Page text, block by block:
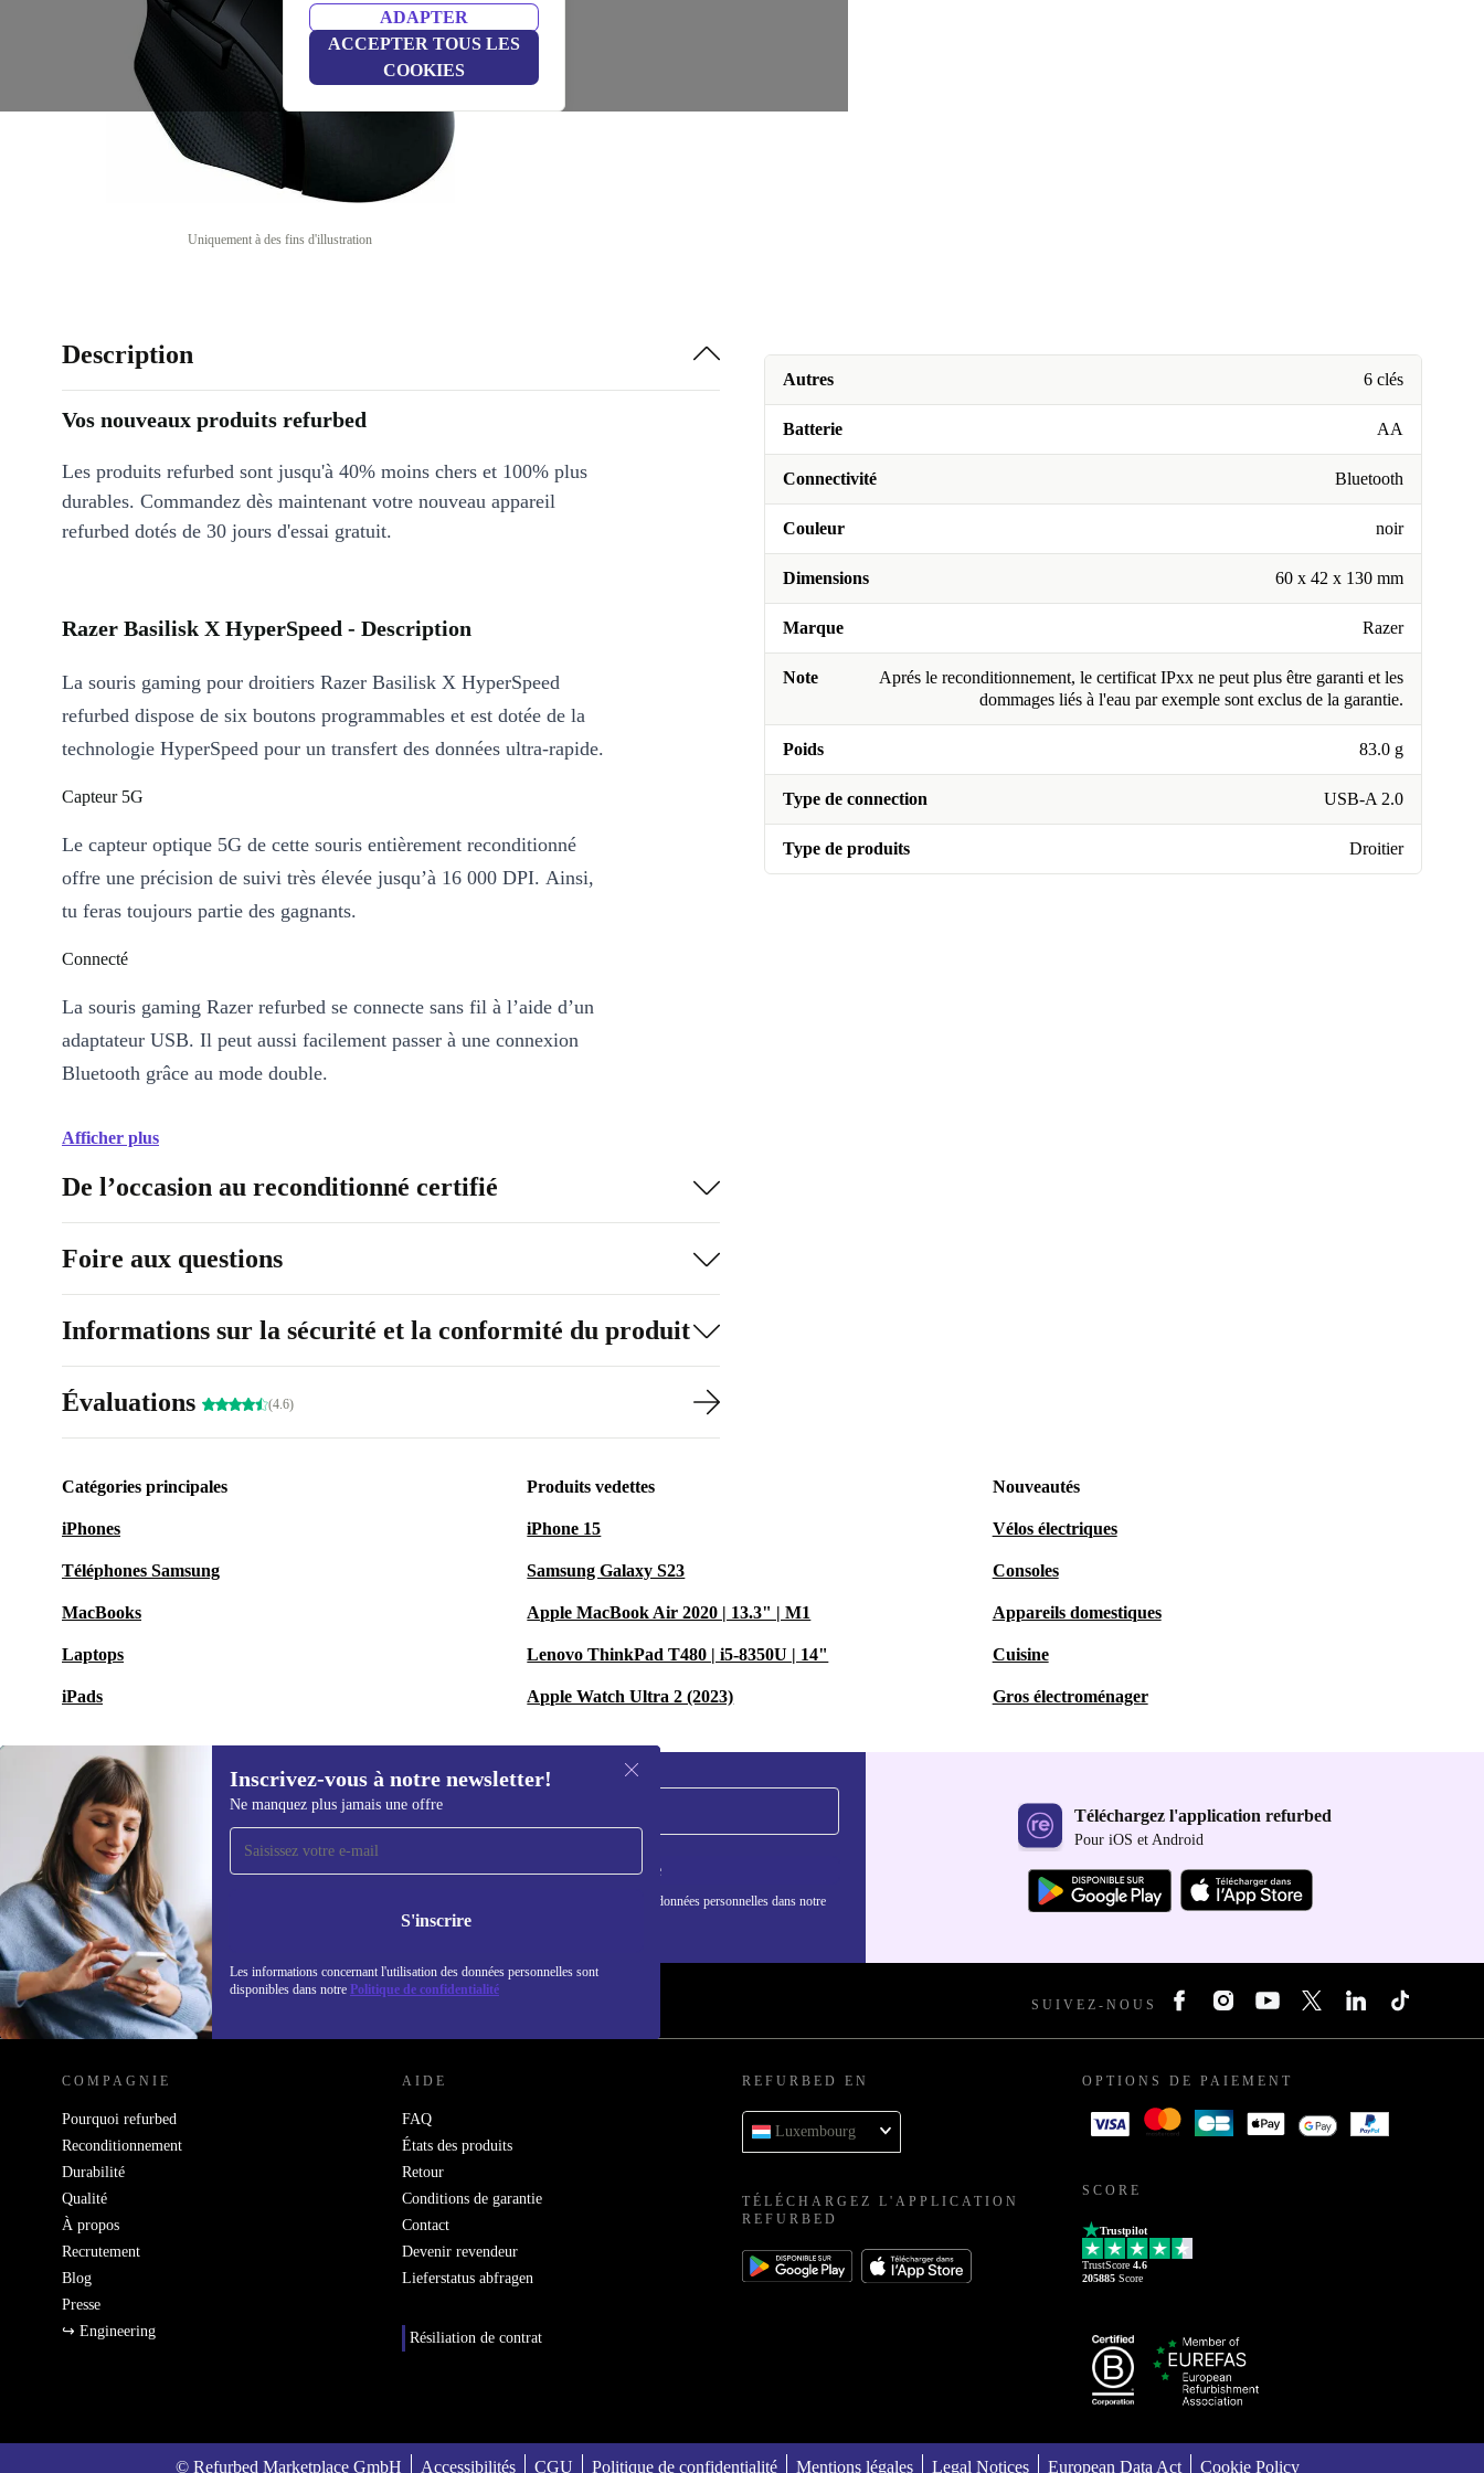
ADAPTER
ACCEPTER TOUS LES
COOKIES
Uniquement à des fins d'illustration
Autres 6 clés
Batterie AA
Connectivité Bluetooth
Couleur noir
Dimensions 60 x 42 x 130 mm
Marque Razer
Note
Aprés le reconditionnement, le certificat IPxx ne peut plus être garanti et les
dommages liés à l'eau par exemple sont exclus de la garantie.
Poids 83.0 g
Type de connection USB-A 2.0
Type de produits Droitier
Description
Vos nouveaux produits refurbed
Les produits refurbed sont jusqu'à 40% moins chers et 100% plus
durables. Commandez dès maintenant votre nouveau appareil
refurbed dotés de 30 jours d'essai gratuit.
Razer Basilisk X HyperSpeed - Description
La souris gaming pour droitiers Razer Basilisk X HyperSpeed
refurbed dispose de six boutons programmables et est dotée de la
technologie HyperSpeed pour un transfert des données ultra-rapide.
Capteur 5G
Le capteur optique 5G de cette souris entièrement reconditionné
offre une précision de suivi très élevée jusqu’à 16 000 DPI. Ainsi,
tu feras toujours partie des gagnants.
Connecté
La souris gaming Razer refurbed se connecte sans fil à l’aide d’un
adaptateur USB. Il peut aussi facilement passer à une connexion
Bluetooth grâce au mode double.
Afficher plus
De l’occasion au reconditionné certifié
Foire aux questions
Informations sur la sécurité et la conformité du produit
Évaluations (4.6)
Catégories principales
iPhones
Téléphones Samsung
MacBooks
Laptops
iPads
Produits vedettes
iPhone 15
Samsung Galaxy S23
Apple MacBook Air 2020 | 13.3" | M1
Lenovo ThinkPad T480 | i5-8350U | 14"
Apple Watch Ultra 2 (2023)
Nouveautés
Vélos électriques
Consoles
Appareils domestiques
Cuisine
Gros électroménager
Inscrivez-vous à notre newsletter!
Ne manquez plus jamais une offre
S'inscrire
Les informations concernant l'utilisation des données personnelles sont
disponibles dans notre Politique de confidentialité
Recevoir offres et infos de
refurbed par mail
Ne manquez plus aucune offre.
S'inscrire
Retrouvez les informations sur l'utilisation des données personnelles dans notre
politique de confidentialité
Téléchargez l'application refurbed
Pour iOS et Android
REFURBED LUXEMBOURG - RETHINK NEW. SUIVEZ-NOUS
COMPAGNIE
Pourquoi refurbed
Reconditionnement
Durabilité
Qualité
À propos
Recrutement
Blog
Presse
↪ Engineering
AIDE
FAQ
États des produits
Retour
Conditions de garantie
Contact
Devenir revendeur
Lieferstatus abfragen
Résiliation de contrat
REFURBED EN
Luxembourg
TÉLÉCHARGEZ L'APPLICATION
REFURBED
OPTIONS DE PAIEMENT
SCORE
Trustpilot
TrustScore 4.6
205885 Score
© Refurbed Marketplace GmbH Accessibilités CGU Politique de confidentialité Mentions légales Legal Notices European Data Act Cookie Policy